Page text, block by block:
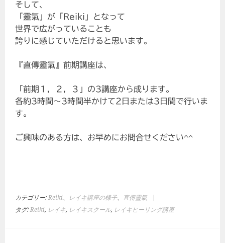
そして、
「靈氣」が「Reiki」となって
世界で広がっていることも
誇りに感じていただけると思います。
『直傳靈氣』前期講座は、
「前期１，２，３」の3講座から成ります。
各約3時間～3時間半かけて2日または3日間で行いま
す。
ご興味のある方は、お早めにお問合せください^^
カテゴリー:Reiki、 レイキ講座の様子、 直傳靈氣
タグ:Reiki, レイキ, レイキスクール, レイキヒーリング講座